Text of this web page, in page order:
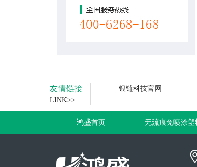
友情链接
LINK>>
银链科技官网
鸿盛首页 无流痕免喷涂塑